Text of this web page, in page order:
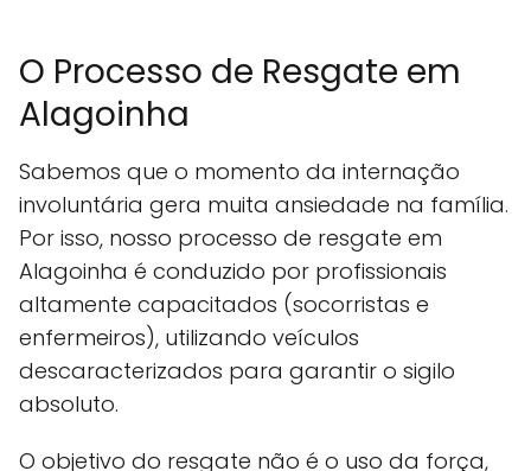
O Processo de Resgate em
Alagoinha
Sabemos que o momento da internação
involuntária gera muita ansiedade na família.
Por isso, nosso processo de resgate em
Alagoinha é conduzido por profissionais
altamente capacitados (socorristas e
enfermeiros), utilizando veículos
descaracterizados para garantir o sigilo
absoluto.
O objetivo do resgate não é o uso da força,